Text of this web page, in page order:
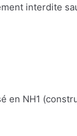
interdite
en NH1